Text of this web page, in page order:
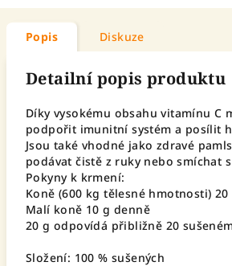
Popis Diskuze
Detailní popis produktu
Díky vysokému obsahu vitamínu C
podpořit imunitní systém a posílit
Jsou také vhodné jako zdravé
podávat čistě z ruky nebo smíchat
Pokyny k krmení:
Koně (600 kg tělesné hmotnosti)
Malí koně 10 g denně
20 g odpovídá přibližně 20
Složení: 100 % sušených